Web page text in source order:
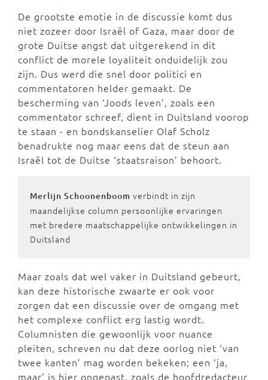
De grootste emotie in de discussie komt dus
niet zozeer door Israël of Gaza, maar door de
grote Duitse angst dat uitgerekend in dit
conflict de morele loyaliteit onduidelijk zou
zijn. Dus werd die snel door politici en
commentatoren helder gemaakt. De
bescherming van ‘Joods leven’, zoals een
commentator schreef, dient in Duitsland voorop
te staan - en bondskanselier Olaf Scholz
benadrukte nog maar eens dat de steun aan
Israël tot de Duitse ‘staatsraison’ behoort.
Merlijn Schoonenboom verbindt in zijn
maandelijkse column persoonlijke ervaringen
met bredere maatschappelijke ontwikkelingen in
Duitsland
Maar zoals dat wel vaker in Duitsland gebeurt,
kan deze historische zwaarte er ook voor
zorgen dat een discussie over de omgang met
het complexe conflict erg lastig wordt.
Columnisten die gewoonlijk voor nuance
pleiten, schreven nu dat deze oorlog niet ‘van
twee kanten’ mag worden bekeken; een ‘ja,
maar’ is hier ongepast, zoals de hoofdredacteur